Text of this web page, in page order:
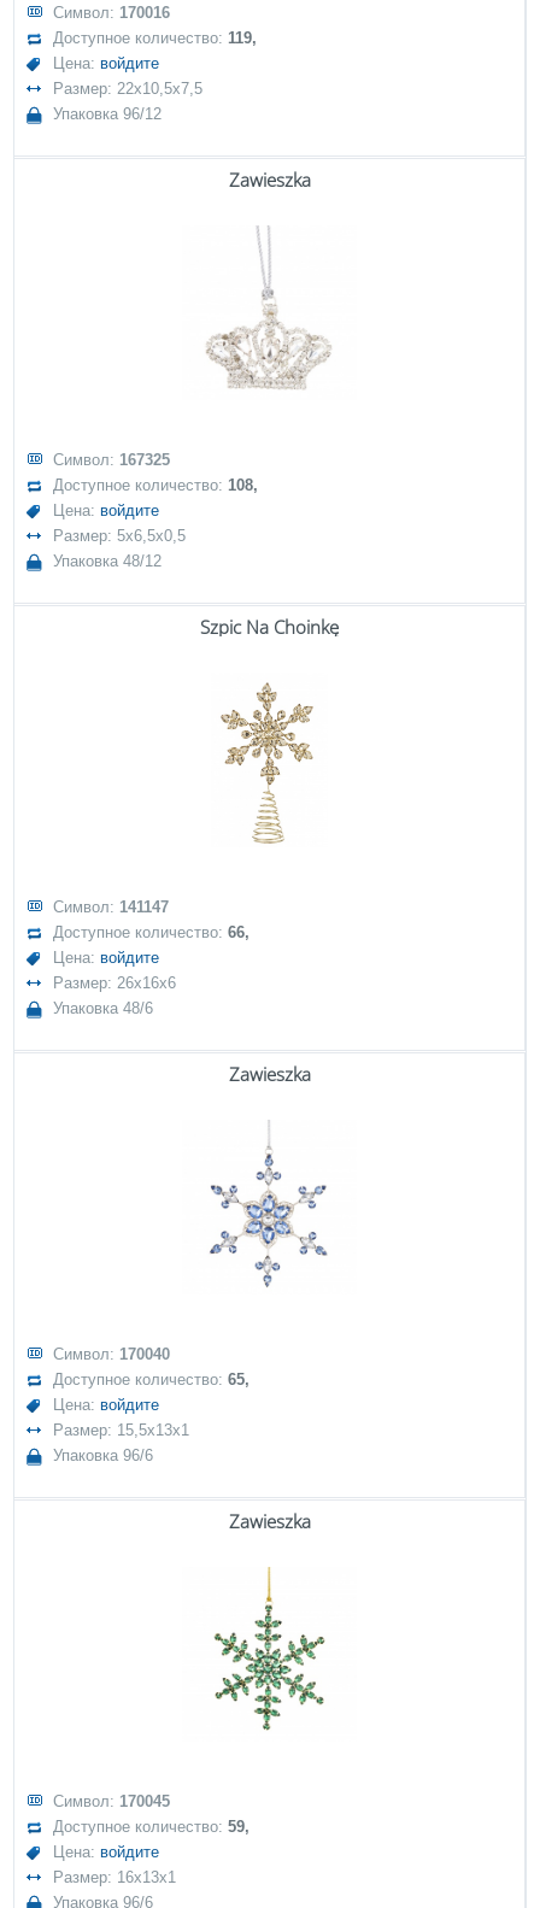
Символ: 170016
Доступное количество:119,
Цена: войдите
Размер: 22x10,5x7,5
Упаковка 96/12
Zawieszka
Символ: 167325
Доступное количество:108,
Цена: войдите
Размер: 5x6,5x0,5
Упаковка 48/12
Szpic Na Choinkę
Символ: 141147
Доступное количество:66,
Цена: войдите
Размер: 26x16x6
Упаковка 48/6
Zawieszka
Символ: 170040
Доступное количество:65,
Цена: войдите
Размер: 15,5x13x1
Упаковка 96/6
Zawieszka
Символ: 170045
Доступное количество:59,
Цена: войдите
Размер: 16x13x1
Упаковка 96/6